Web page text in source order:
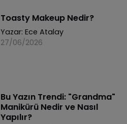
Toasty Makeup Nedir?
Yazar: Ece Atalay
27/06/2026
Bu Yazın Trendi: "Grandma"
Manikürü Nedir ve Nasıl
Yapılır?